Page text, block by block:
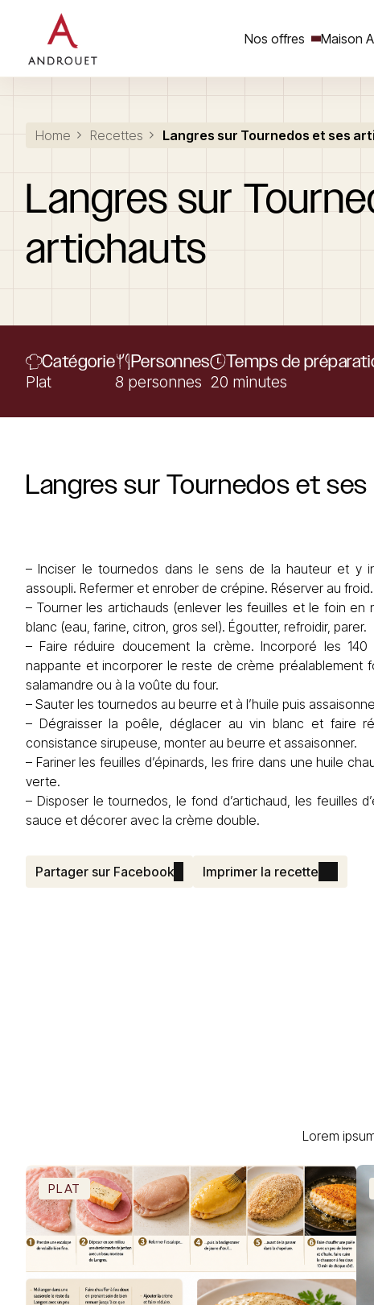
Nos offres Maison
Rechercher un mot clé
Home Recettes Langres sur Tournedos et ses
Langres sur
artichauts
Catégorie
Plat
Personnes
8 personnes
Temps de
20 minutes
Langres sur Tournedos et ses
– Inciser le tournedos dans le sens de la hauteur et y
assoupli. Refermer et enrober de crépine. Réserver au froid.
– Tourner les artichauds (enlever les feuilles et le foin
blanc (eau, farine, citron, gros sel). Égoutter, refroidir, parer.
– Faire réduire doucement la crème. Incorporé les
nappante et incorporer le reste de crème préalablement
salamandre ou à la voûte du four.
– Sauter les tournedos au beurre et à l’huile puis
– Dégraisser la poêle, déglacer au vin blanc et faire
consistance sirupeuse, monter au beurre et assaisonner.
– Fariner les feuilles d’épinards, les frire dans une huile
verte.
– Disposer le tournedos, le fond d’artichaud, les feuilles
sauce et décorer avec la crème double.
Partager sur Facebook Imprimer la recette
Lorem
PLAT